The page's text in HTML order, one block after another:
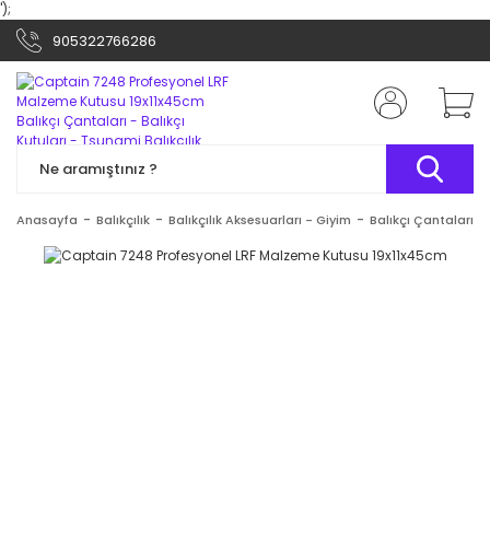
');
905322766286
Anasayfa Balıkçılık Balıkçılık Aksesuarları - Giyim Balıkçı Çantaları -